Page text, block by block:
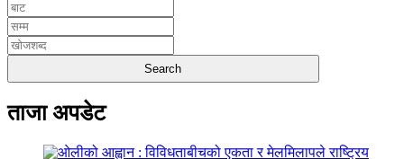
ताजा अपडेट